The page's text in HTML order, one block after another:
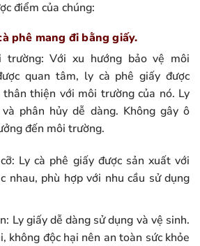
điểm của chúng:
phê mang đi bằng giấy.
trường: Với xu hướng bảo vệ môi
quan tâm, ly cà phê giấy được
thiện với môi trường của nó. Ly
phân hủy dễ dàng. Không gây ô
đến môi trường.
Ly cà phê giấy được sản xuất với
nhau, phù hợp với nhu cầu sử dụng
Ly giấy dễ dàng sử dụng và vệ sinh.
không độc hại nên an toàn sức khỏe